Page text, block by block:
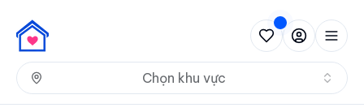
Chọn khu vực